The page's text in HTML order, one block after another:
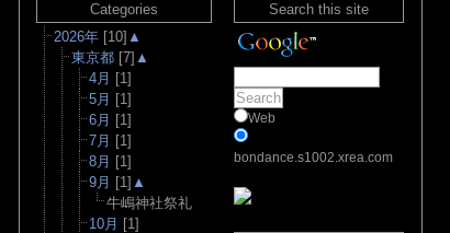
Categories
2026年 [10] ▲
東京都 [7] ▲
4月 [1]
5月 [1]
6月 [1]
7月 [1]
8月 [1]
9月 [1] ▲
牛嶋神社祭礼
10月 [1]
Search this site
Web
bondance.s1002.xrea.com